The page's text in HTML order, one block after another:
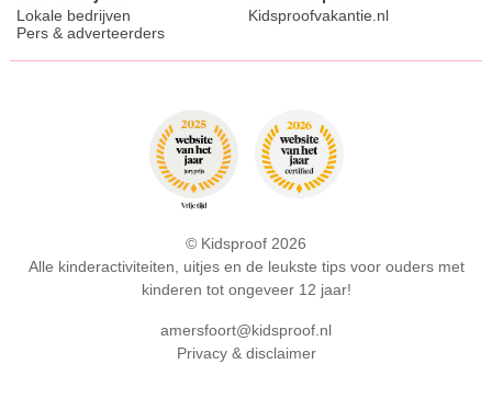
Lokale bedrijven
Pers & adverteerders
Kidsproofvakantie.nl
© Kidsproof 2026
Alle kinderactiviteiten, uitjes en de leukste tips voor ouders met
kinderen tot ongeveer 12 jaar!
amersfoort@kidsproof.nl
Privacy & disclaimer